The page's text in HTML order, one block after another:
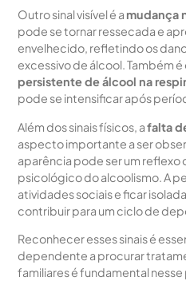
Outro sinal visível é a mudança
pode se tornar ressecada e
envelhecido, refletindo os
excessivo de álcool. Também
persistente de álcool na
pode se intensificar após
Além dos sinais físicos, afalta
aspecto importante a ser
aparência pode ser um
psicológico do alcoolismo. A
atividades sociais e ficar
contribuir para um ciclo de
Reconhecer esses sinais é
dependente a procurar
familiares é fundamental